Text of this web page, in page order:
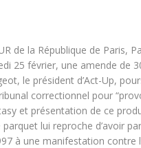
de la République de Paris,
25 février, une amende de
le président d’Act-Up,
correctionnel pour
et présentation de ce
parquet lui reproche d’avoir
à une manifestation contre